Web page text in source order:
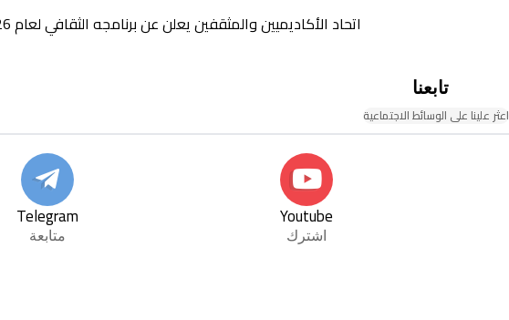
اتحاد الأكاديميين والمثقفين يعلن عن برنامجه الثقافي لعام 2026 من قلب نواكشوط
تابعنا
اعثر علينا على الوسائط الاجتماعية
Youtube
اشترك
Telegram
متابعة